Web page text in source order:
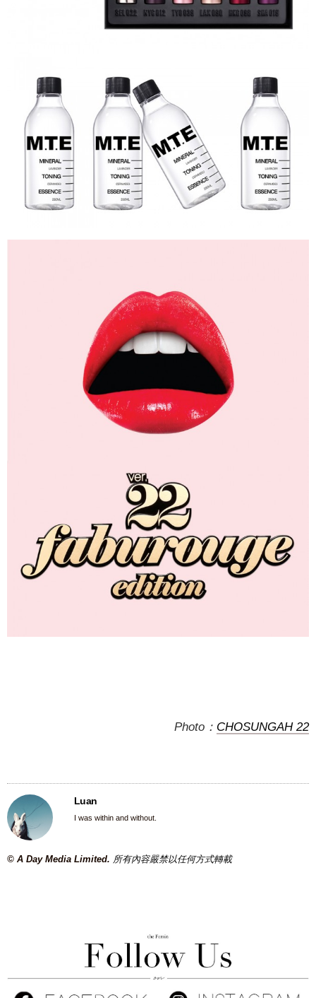
Photo： CHOSUNGAH 22
Luan
I was within and without.
© A Day Media Limited. 所有內容嚴禁以任何方式轉載